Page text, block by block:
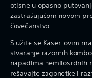
otisne u opasno
zastrašujućom novom
čovečanstvo.
Služite se Kaser-ovim
stvaranje razornih
napadima nemilosrdnih
rešavajte zagonetke i